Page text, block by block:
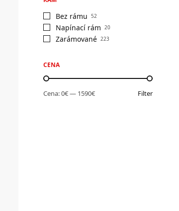
Bez rámu 52
Napínací rám 20
Zarámované 223
CENA
Filter
Cena:0€— 1590€